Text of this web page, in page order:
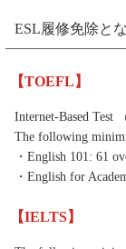
ESL履修免除と
【TOEFL】
Internet-Based Test
The following
・English 101: 61
・English for
【IELTS】